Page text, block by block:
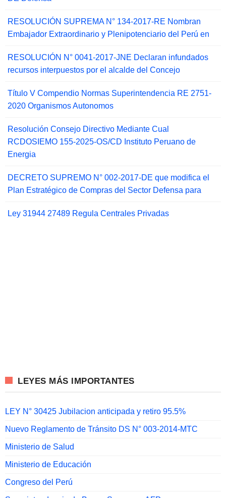
RESOLUCIÓN SUPREMA N° 134-2017-RE Nombran
Embajador Extraordinario y Plenipotenciario del Perú en
RESOLUCIÓN N° 0041-2017-JNE Declaran infundados
recursos interpuestos por el alcalde del Concejo
Título V Compendio Normas Superintendencia RE 2751-
2020 Organismos Autonomos
Resolución Consejo Directivo Mediante Cual
RCDOSIEMO 155-2025-OS/CD Instituto Peruano de
Energia
DECRETO SUPREMO N° 002-2017-DE que modifica el
Plan Estratégico de Compras del Sector Defensa para
Ley 31944 27489 Regula Centrales Privadas
LEYES MÁS IMPORTANTES
LEY N° 30425 Jubilacion anticipada y retiro 95.5%
Nuevo Reglamento de Tránsito DS N° 003-2014-MTC
Ministerio de Salud
Ministerio de Educación
Congreso del Perú